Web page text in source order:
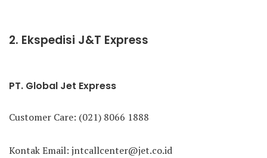
2. Ekspedisi J&T Express
PT. Global Jet Express
Customer Care: (021) 8066 1888
Kontak Email: jntcallcenter@jet.co.id